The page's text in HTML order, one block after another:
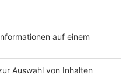
Gauben
kann zudem
sein, sodass sich
lässt. Dabei muss